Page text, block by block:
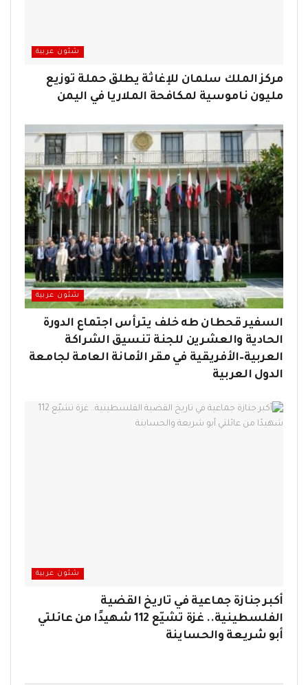
شئون عربية
مركز الملك سلمان للإغاثة يطلق حملة توزيع
مليون ناموسية لمكافحة الملاريا في اليمن
شئون عربية
السفير قحطان طه خلف يترأس اجتماع الدورة
الحادية والعشرين للجنة تنسيق الشراكة
العربية–الأفريقية في مقر الأمانة العامة لجامعة
الدول العربية
شئون عربية
أكبر جنازة جماعية في تاريخ القضية
الفلسطينية.. غزة تشيّع 112 شهيدًا من عائلتي
أبو شريعة والحساينة